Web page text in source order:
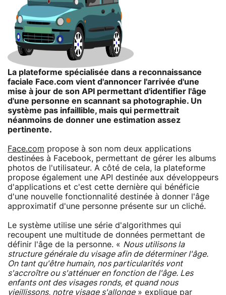
La plateforme spécialisée dans a reconnaissance
faciale Face.com vient d'annoncer l'arrivée d'une
mise à jour de son API permettant d'identifier l'âge
d'une personne en scannant sa photographie. Un
système pas infaillible, mais qui permettrait
néanmoins de donner une estimation assez
pertinente.
Face.com propose à son nom deux applications
destinées à Facebook, permettant de gérer les albums
photos de l'utilisateur. A côté de cela, la plateforme
propose également une API destinée aux développeurs
d'applications et c'est cette dernière qui bénéficie
d'une nouvelle fonctionnalité destinée à donner l'âge
approximatif d'une personne présente sur un cliché.
Le système utilise une série d'algorithmes qui
recoupent une multitude de données permettant de
définir l'âge de la personne. « Nous utilisons la
structure générale du visage afin de déterminer l'âge.
On tant qu'être humain, nos particularités vont
s'accroître ou s'atténuer en fonction de l'âge. Les
enfants ont des visages ronds, et quand nous
vieillissons, notre visage s'allonge» explique par